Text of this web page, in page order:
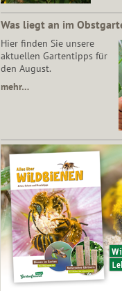
Was liegt an im
Hier finden Sie unsere
aktuellen Gartentipps für
den August.
mehr…